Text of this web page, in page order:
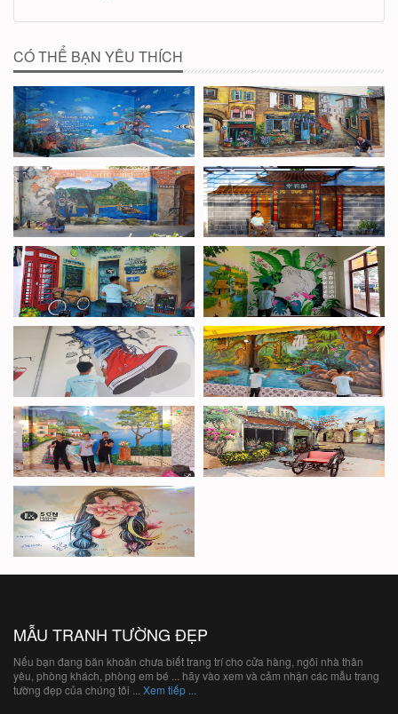
CÓ THỂ BẠN YÊU THÍCH
MẪU TRANH TƯỜNG ĐẸP
Nếu bạn đang băn khoăn chưa biết trang trí cho cửa hàng, ngôi nhà thân
yêu, phòng khách, phòng em bé ... hãy vào xem và cảm nhận các mẫu trang
tường đẹp của chúng tôi ... Xem tiếp ...